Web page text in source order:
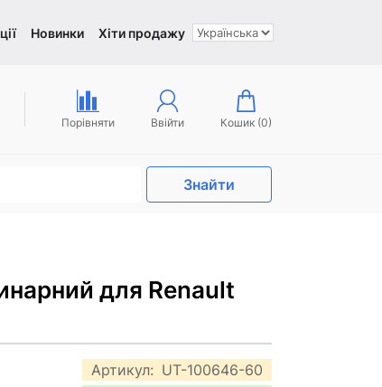
Новинки Хіти продажу
Порівняти Ввійти Кошик (0)
Знайти
для Renault
Артикул: UT-100646-60